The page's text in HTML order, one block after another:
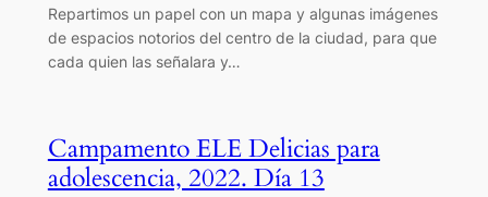
Repartimos un papel con un mapa y algunas imágenes
de espacios notorios del centro de la ciudad, para que
cada quien las señalara y…
Campamento ELE Delicias para
adolescencia, 2022. Día 13